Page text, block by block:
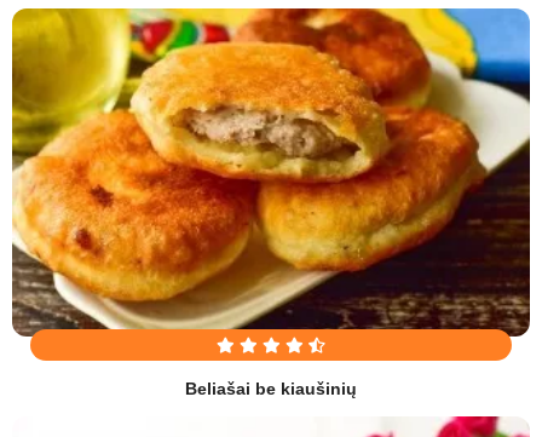
Beliašai be kiaušinių